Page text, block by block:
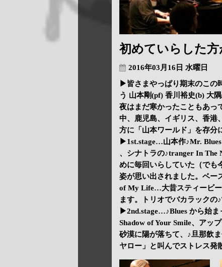
初めていらした方
2016年03月16日 水曜日
▶皆さまやっぱり期末のこの
う 山本剛(pf) 香川裕史(b) 大
夜はまだ寒かったこともあっ
中、鹿児島、イギリス、香
方に「山本ワールド」を存分
▶1st.stage…山本作♪Mr.
、シナトラの♪tranger In The
めに毎回いらしていた（で
姿が思い出されました。ベー
of My Life…大昔スティービー
ます。トリオでバカラックの
▶2nd.stage…♪Blues から始
Shadow of Your Smile、アッ
砂漠に陽が落ちて、♪旦那飲
ヤロー」と叫んでストレス発